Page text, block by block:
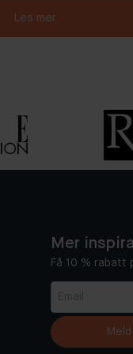
Les mer
Mer
Få 10 %